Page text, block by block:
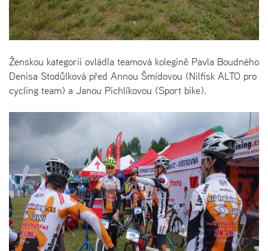
Ženskou kategorii ovládla teamová kolegině Pavla Boudného
Denisa Stodůlková před Annou Šmídovou (Nilfisk ALTO pro
cycling team) a Janou Pichlíkovou (Sport bike).